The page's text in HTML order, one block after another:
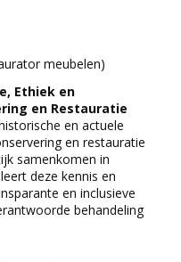
meubelen)
Ethiek en
en Restauratie
en actuele
en restauratie
samenkomen in
deze kennis en
en inclusieve
behandeling